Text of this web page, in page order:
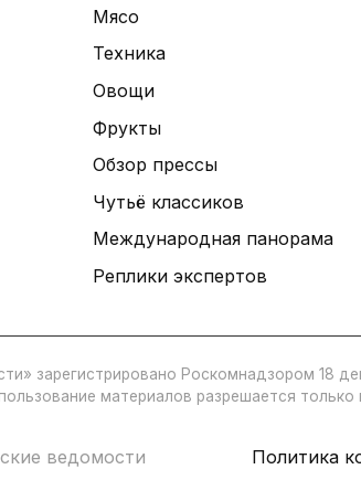
Мясо
Техника
Овощи
Фрукты
Обзор прессы
Чутьё классиков
Международная панорама
Реплики экспертов
зарегистрировано Роскомнадзором 18
материалов разрешается
ведомости Политика